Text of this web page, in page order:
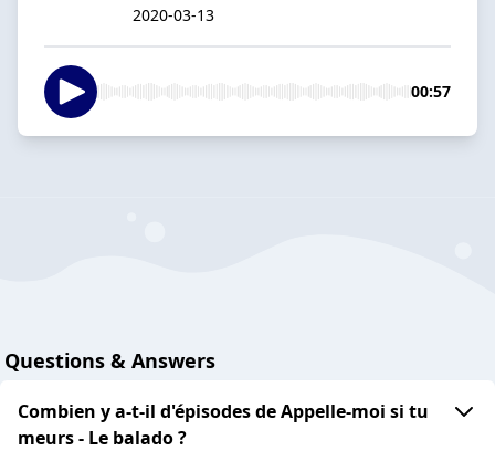
2020-03-13
00:57
Questions & Answers
Combien y a-t-il d'épisodes de Appelle-moi si tu
meurs - Le balado ?